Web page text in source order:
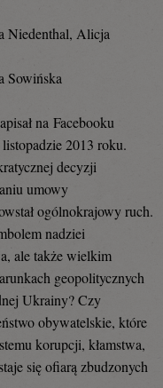
Niedenthal, Alicja
Sowińska
na Facebooku
2013 roku.
decyzji
umowy
ogólnokrajowy ruch.
nadziei
ale także wielkim
geopolitycznych
Ukrainy? Czy
obywatelskie, które
korupcji, kłamstwa,
się ofiarą zbudzonych